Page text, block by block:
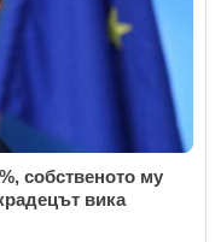
собственото му
вика